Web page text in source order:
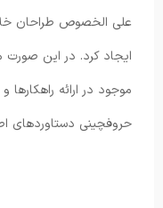
علی الخصوص طراحان
ایجاد کرد. در این
موجود در ارائه
حروفچینی دستاوردهای